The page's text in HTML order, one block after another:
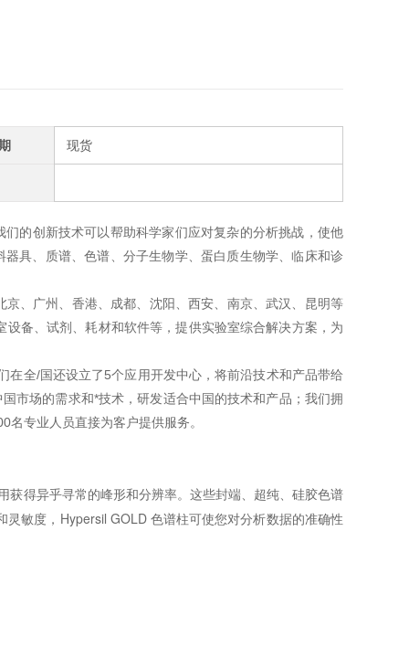
现货
的创新技术可以帮助科学家们应对复杂的分析挑战，使他
具、质谱、色谱、分子生物学、蛋白质生物学、临床和诊
、广州、香港、成都、沈阳、西安、南京、武汉、昆明等
备、试剂、耗材和软件等，提供实验室综合解决方案，为
在全/国还设立了5个应用开发中心，将前沿技术和产品带给
市场的需求和*技术，研发适合中国的技术和产品；我们拥
名专业人员直接为客户提供服务。
获得异乎寻常的峰形和分辨率。这些封端、超纯、硅胶色谱
敏度，Hypersil GOLD 色谱柱可使您对分析数据的准确性